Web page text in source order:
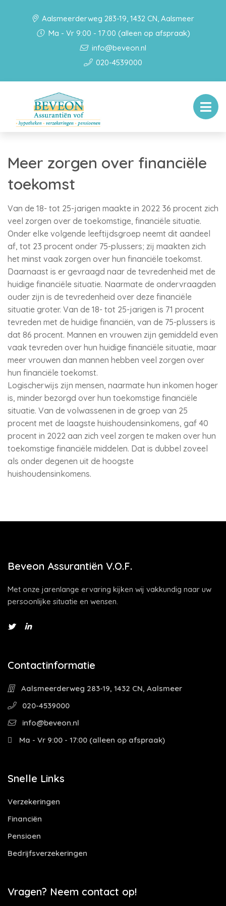
Aalsmeerderweg 283-19, 1432 CN, Aalsmeer
Ma - Vr 9:00 - 17:00 (alleen op afspraak)
info@beveon.nl
020-4539000
Meer zorgen over financiële
toekomst
Van de 18- tot 25-jarigen maakte in 2022 36 procent zich
veel zorgen over de toekomstige, financiële situatie.
Onder elke volgende leeftijdsgroep neemt dit aandeel
af, tot 23 procent onder 75-plussers; zij maakten zich
het minst vaak zorgen over hun financiële toekomst.
Daarnaast is er gevraagd naar de tevredenheid met de
huidige financiële situatie. Naarmate de ondervraagden
ouder zijn is de tevredenheid over deze financiële
situatie groter. Van de 18- tot 25-jarigen is 71 procent
tevreden met de huidige financiën, van de 75-plussers is
dat 86 procent. Mannen en vrouwen zijn gemiddeld even
vaak tevreden over hun huidige financiële situatie, maar
meer vrouwen dan mannen hebben veel zorgen over
hun financiële toekomst.
Logischerwijs zijn mensen, naarmate hun inkomen hoger
is, minder bezorgd over hun toekomstige financiële
situatie. Van de volwassenen in de groep van 25
procent met de laagste huishoudensinkomens, gaf 40
procent in 2022 aan zich veel zorgen te maken over hun
toekomstige financiële middelen. Dat is dubbel zoveel
als onder degenen uit de hoogste
huishoudensinkomens.
Beveon Assurantiën V.O.F.
Met onze jarenlange ervaring kijken wij vakkundig naar uw
persoonlijke situatie en wensen.
Contactinformatie
Aalsmeerderweg 283-19, 1432 CN, Aalsmeer
020-4539000
info@beveon.nl
Ma - Vr 9:00 - 17:00 (alleen op afspraak)
Snelle Links
Verzekeringen
Financiën
Pensioen
Bedrijfsverzekeringen
Vragen? Neem contact op!